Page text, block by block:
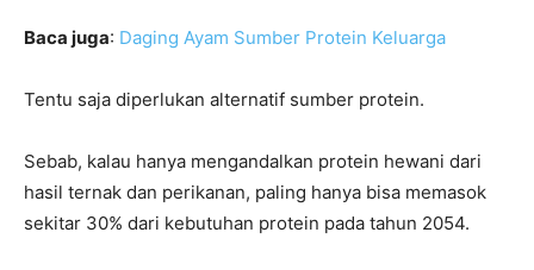
Baca juga: Daging Ayam Sumber Protein Keluarga
Tentu saja diperlukan alternatif sumber protein.
Sebab, kalau hanya mengandalkan protein hewani dari
hasil ternak dan perikanan, paling hanya bisa memasok
sekitar 30% dari kebutuhan protein pada tahun 2054.